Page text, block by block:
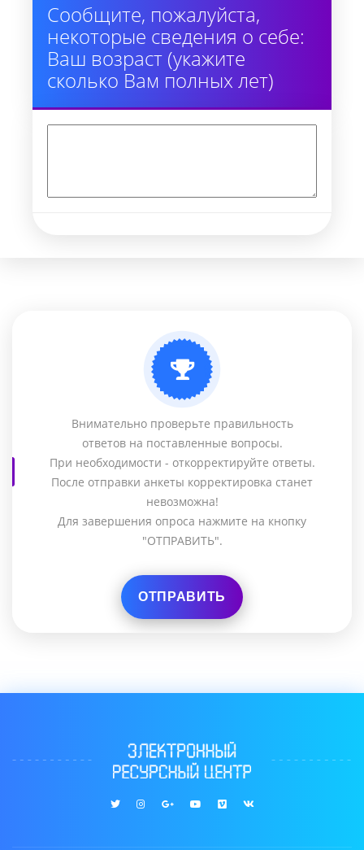
Сообщите, пожалуйста,
некоторые сведения о себе:
Ваш возраст (укажите
сколько Вам полных лет)
Внимательно проверьте правильность
ответов на поставленные вопросы.
При необходимости - откорректируйте ответы.
После отправки анкеты корректировка станет
невозможна!
Для завершения опроса нажмите на кнопку
"ОТПРАВИТЬ".